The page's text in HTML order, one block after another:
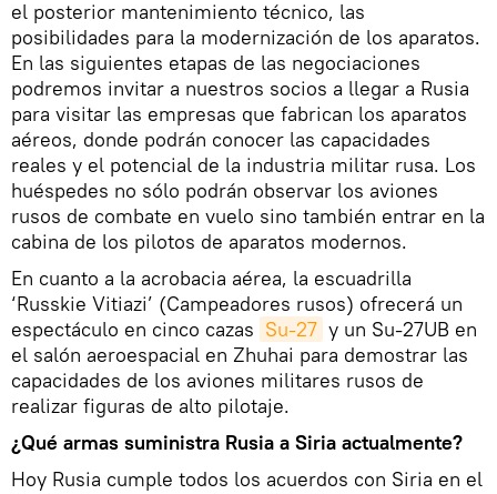
el posterior mantenimiento técnico, las
posibilidades para la modernización de los aparatos.
En las siguientes etapas de las negociaciones
podremos invitar a nuestros socios a llegar a Rusia
para visitar las empresas que fabrican los aparatos
aéreos, donde podrán conocer las capacidades
reales y el potencial de la industria militar rusa. Los
huéspedes no sólo podrán observar los aviones
rusos de combate en vuelo sino también entrar en la
cabina de los pilotos de aparatos modernos.
En cuanto a la acrobacia aérea, la escuadrilla
‘Russkie Vitiazi’ (Campeadores rusos) ofrecerá un
espectáculo en cinco cazas Su-27 y un Su-27UB en
el salón aeroespacial en Zhuhai para demostrar las
capacidades de los aviones militares rusos de
realizar figuras de alto pilotaje.
¿Qué armas suministra Rusia a Siria actualmente?
Hoy Rusia cumple todos los acuerdos con Siria en el